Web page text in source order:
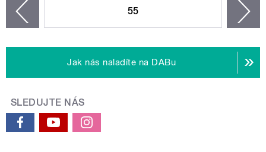
55
Jak nás naladíte na DABu
SLEDUJTE NÁS